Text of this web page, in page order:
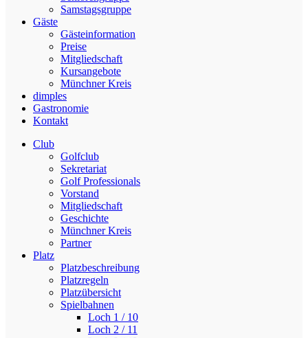
Samstagsgruppe
Gäste
Gästeinformation
Preise
Mitgliedschaft
Kursangebote
Münchner Kreis
dimples
Gastronomie
Kontakt
Club
Golfclub
Sekretariat
Golf Professionals
Vorstand
Mitgliedschaft
Geschichte
Münchner Kreis
Partner
Platz
Platzbeschreibung
Platzregeln
Platzübersicht
Spielbahnen
Loch 1 / 10
Loch 2 / 11